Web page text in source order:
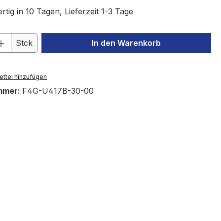
in 10 Tagen, Lieferzeit 1-3 Tage
Anzahl: Gib den gewünschten Wert
Stck In den Warenkorb
hinzufügen
F4G-U417B-30-00